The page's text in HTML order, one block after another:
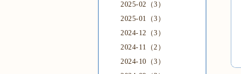
2025-02（3）
2025-01（3）
2024-12（3）
2024-11（2）
2024-10（3）